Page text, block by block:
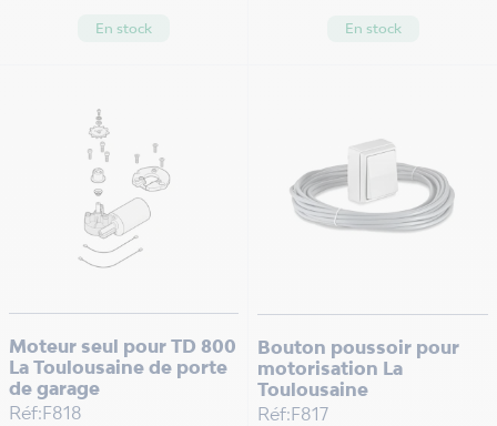
En stock En stock
Moteur seul pour TD 800
La Toulousaine de porte
de garage
Réf:F818
Bouton poussoir pour
motorisation La
Toulousaine
Réf:F817